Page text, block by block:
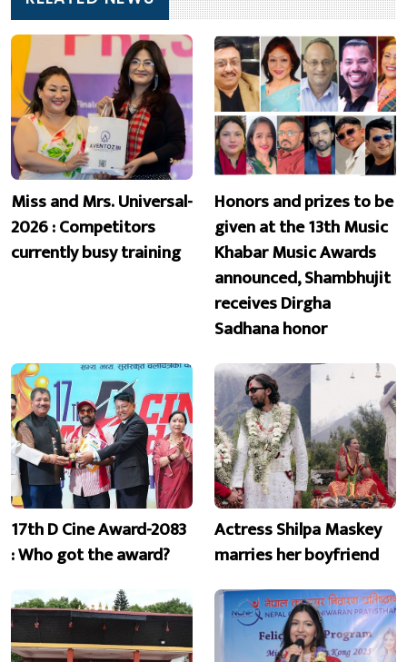
Miss and Mrs. Universal-
2026 : Competitors
currently busy training
Honors and prizes to be
given at the 13th Music
Khabar Music Awards
announced, Shambhujit
receives Dirgha
Sadhana honor
17th D Cine Award-2083
: Who got the award?
Actress Shilpa Maskey
marries her boyfriend